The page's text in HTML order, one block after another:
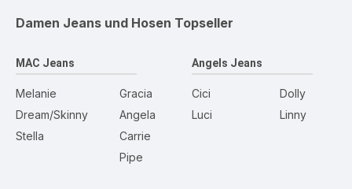
Damen Jeans und Hosen Topseller
MAC Jeans
Melanie
Dream/Skinny
Stella
Gracia
Angela
Carrie
Pipe
Angels Jeans
Cici
Luci
Dolly
Linny